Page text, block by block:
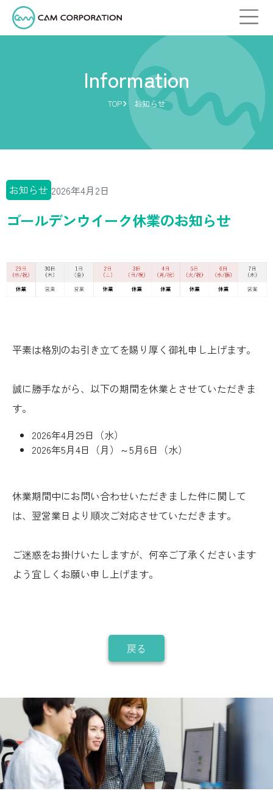
Information
TOP お知らせ
お知らせ 2026年4月2日
ゴールデンウイーク休業のお知らせ
平素は格別のお引き立てを賜り厚く御礼申し上げます。
誠に勝手ながら、以下の期間を休業とさせていただきま
す。
2026年4月29日（水）
2026年5月4日（月）～5月6日（水）
休業期間中にお問い合わせいただきました件に関して
は、翌営業日より順次ご対応させていただきます。
ご迷惑をお掛けいたしますが、何卒ご了承くださいます
よう宜しくお願い申し上げます。
戻る